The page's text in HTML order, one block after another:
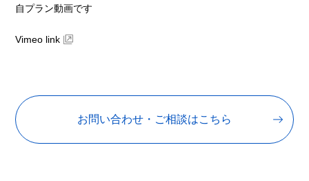
自プラン動画です
Vimeo link
お問い合わせ・ご相談はこちら